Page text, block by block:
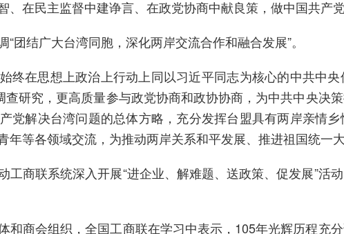
在民主监督中建诤言、在政党协商中献良策，做中国共产
结广大台湾同胞，深化两岸交流合作和融合发展”。
在思想上政治上行动上同以习近平同志为核心的中共中央
查研究，更高质量参与政党协商和政协协商，为中共中央决
党解决台湾问题的总体方略，充分发挥台盟具有两岸亲情
年等各领域交流，为推动两岸关系和平发展、推进祖国统一大
商联系统深入开展“进企业、解难题、送政策、促发展”活
商会组织，全国工商联在学习中表示，105年光辉历程充